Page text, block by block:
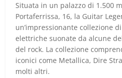
Situata in un palazzo di 1.500
Portaferrissa, 16, la Guitar
un’impressionante collezione
elettriche suonate da alcune
del rock. La collezione
iconici come Metallica, Dire
molti altri.